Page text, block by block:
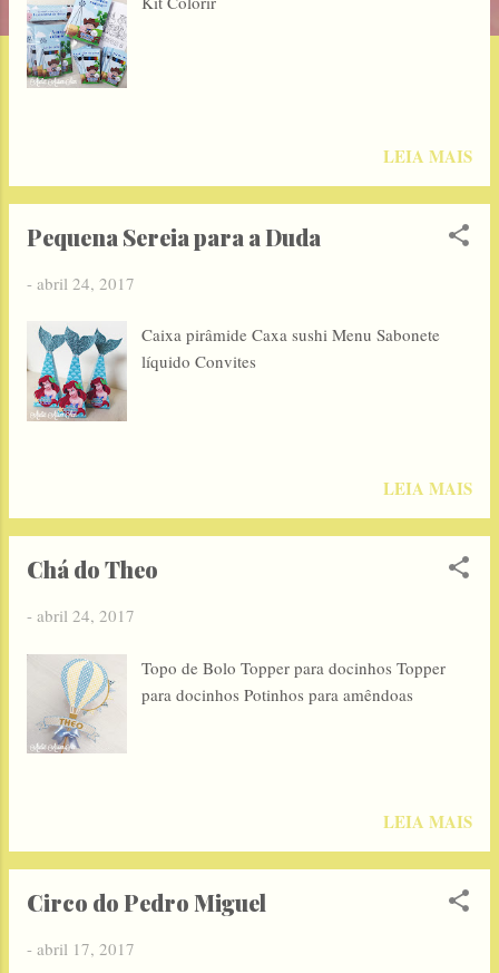
LEIA MAIS
Pequena Sereia para a Duda
- abril 24, 2017
Caixa pirâmide Caxa sushi Menu Sabonete
líquido Convites
LEIA MAIS
Chá do Theo
- abril 24, 2017
Topo de Bolo Topper para docinhos Topper
para docinhos Potinhos para amêndoas
LEIA MAIS
Circo do Pedro Miguel
- abril 17, 2017